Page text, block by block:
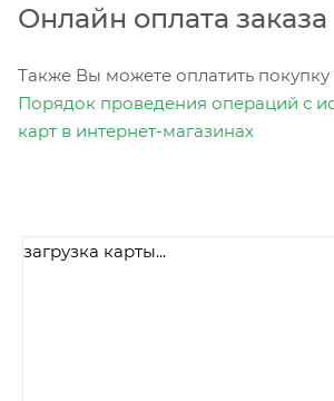
Онлайн оплата заказа
Также Вы можете оплатить покупку
Порядок проведения операций с
карт в интернет-магазинах
загрузка карты...